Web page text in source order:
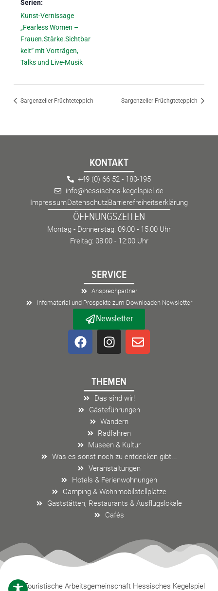
Serien:
Kunst-Vernissage
„Fearless Women –
Frauen.Stärke.Sichtbar
keit“ mit Vorträgen,
Talks und Live-Musik
Sargenzeller Früchteteppich Sargenzeller Früchgteteppich
KONTAKT
+49 (0) 66 52 - 180-195
info@hessisches-kegelspiel.de
ImpressumDatenschutzBarrierefreiheitserklärung
ÖFFNUNGSZEITEN
Montag - Donnerstag: 09:00 - 15:00 Uhr
Freitag: 08:00 - 12:00 Uhr
SERVICE
Ansprechpartner
Infomaterial und Prospekte zum Downloaden Newsletter
Newsletter
F
a
o
o
I
n
a
g
r
a
m
E
n
p
THEMEN
Das sind wir!
Gästeführungen
Wandern
Radfahren
Museen & Kultur
Was es sonst noch zu entdecken gibt...
Veranstaltungen
Hotels & Ferienwohnungen
Camping & Wohnmobilstellplätze
Gaststätten, Restaurants & Ausflugslokale
Cafés
Touristische Arbeitsgemeinschaft Hessisches Kegelspiel